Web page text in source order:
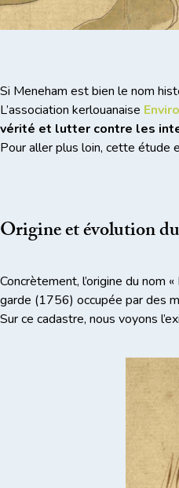
Si Meneham est bien le nom
L’association kerlouanaise
vérité et lutter contre les
Pour aller plus loin, cette étude
Origine et évolution
Concrètement, l’origine du nom
garde (1756) occupée par des
Sur ce cadastre, nous voyons